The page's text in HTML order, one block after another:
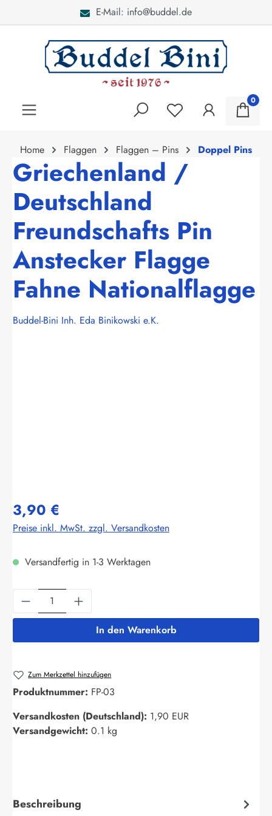
E-Mail: info@buddel.de
0
Home Flaggen Flaggen – Pins Doppel Pins
Griechenland /
Deutschland
Freundschafts Pin
Anstecker Flagge
Fahne Nationalflagge
Buddel-Bini Inh. Eda Binikowski e.K.
3,90 €
Preise inkl. MwSt. zzgl. Versandkosten
Versandfertig in 1-3 Werktagen
Produkt Anzahl: Gib den gewünschten
In den Warenkorb
Zum Merkzettel hinzufügen
Produktnummer: FP-03
Versandkosten (Deutschland): 1,90 EUR
Versandgewicht: 0.1 kg
Beschreibung